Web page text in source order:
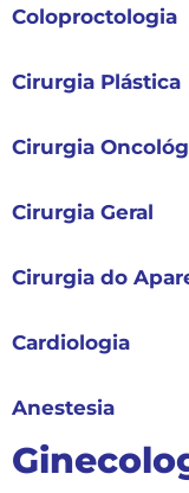
Coloproctologia
Cirurgia Plástica
Cirurgia
Cirurgia Geral
Cirurgia do
Cardiologia
Anestesia